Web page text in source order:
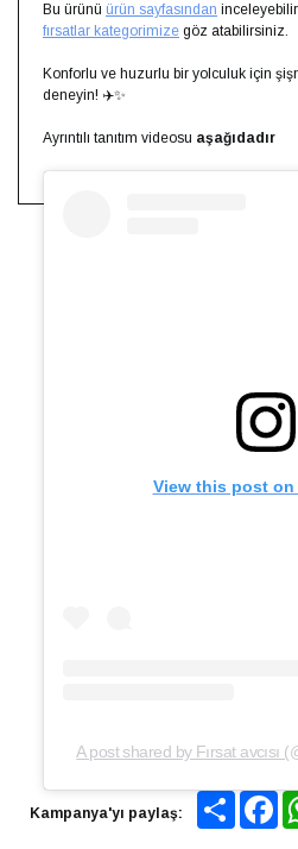
Bu ürünü ürün sayfasından
fırsatlar kategorimize göz atabilirsiniz.
Konforlu ve huzurlu bir yolculuk için
deneyin! ✈️✨
Ayrıntılı tanıtım videosu aşağıdadır
View this post on
A post shared by Fırsat avcısı
Kampanya'yı paylaş:
Share